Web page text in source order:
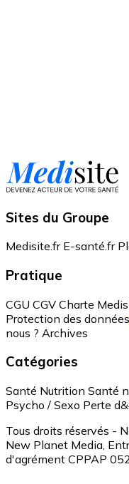
Sites du Groupe
Medisite.fr E-santé.fr
Pratique
CGU CGV Charte
Protection des données
nous ? Archives
Catégories
Santé Nutrition Santé
Psycho / Sexo Perte
Tous droits réservés -
New Planet Media,
d'agrément CPPAP